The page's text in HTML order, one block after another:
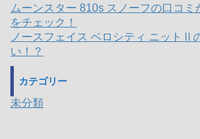
ムーンスター 810s スノーフの口コミ
をチェック！
ノースフェイス ベロシティ ニットⅡ
い！？
カテゴリー
未分類